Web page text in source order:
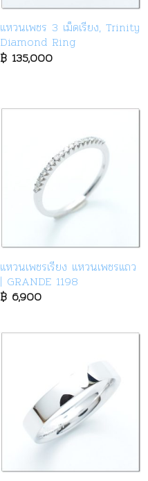
แหวนเพชร 3 เม็ดเรียง, Trinity
Diamond Ring
฿135,000
แหวนเพชรเรียง แหวนเพชรแถว
| GRANDE 1198
฿6,900